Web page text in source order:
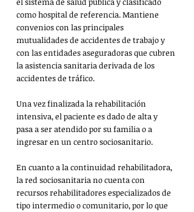
como hospital de referencia. Mantiene
convenios con las principales
mutualidades de accidentes de trabajo y
con las entidades aseguradoras que cubren
la asistencia sanitaria derivada de los
accidentes de tráfico.
Una vez finalizada la rehabilitación
intensiva, el paciente es dado de alta y
pasa a ser atendido por su familia o a
ingresar en un centro sociosanitario.
En cuanto a la continuidad rehabilitadora,
la red sociosanitaria no cuenta con
recursos rehabilitadores especializados de
tipo intermedio o comunitario, por lo que